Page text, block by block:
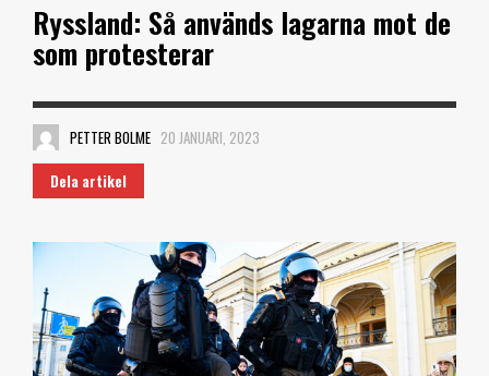
Ryssland: Så används lagarna mot de
som protesterar
PETTER BOLME 20 JANUARI, 2023
Dela artikel